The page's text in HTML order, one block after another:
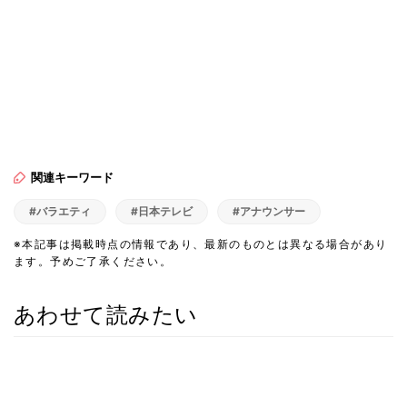
関連キーワード
#バラエティ #日本テレビ #アナウンサー
※本記事は掲載時点の情報であり、最新のものとは異なる場合があり
ます。予めご了承ください。
あわせて読みたい